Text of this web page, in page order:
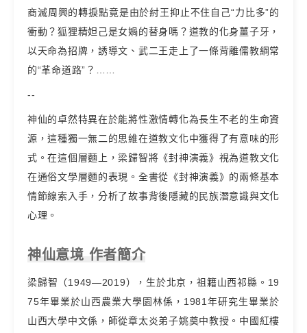
商滅周興的轉捩點竟是由於紂王抑止不住自己“力比多”的
衝動？狐狸精妲己是女媧的替身嗎？道教的化身薑子牙，
以天命為招牌，誘導文、武二王走上了一條背離儒教綱常
的“革命道路”？……
--
神仙的卓然特異在於能將性激情轉化為長生不老的生命資
源，這種獨一無二的思維在道教文化中獲得了有意味的形
式。在這個層麵上，梁歸智將《封神演義》視為道教文化
在通俗文學層麵的表現。全書從《封神演義》的兩條基本
情節線索入手，分析了故事背後隱藏的民族潛意識與文化
心理。
神仙意境 作者簡介
梁歸智（1949—2019），生於北京，祖籍山西祁縣。19
75年畢業於山西農業大學園林係，1981年研究生畢業於
山西大學中文係，師從章太炎弟子姚奠中教授。中國紅樓